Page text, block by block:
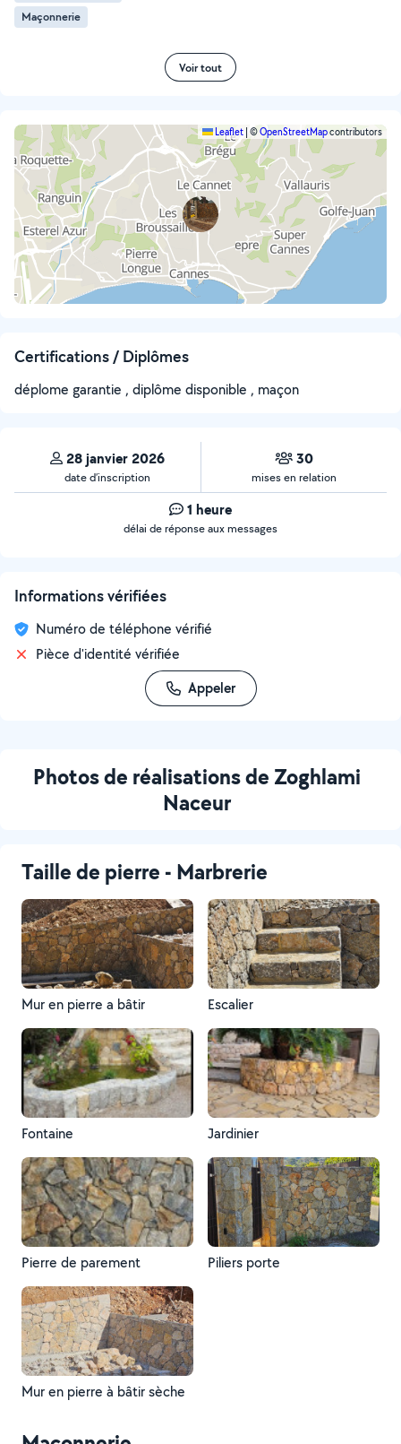
Maçonnerie
Voir tout
Leaflet ©OpenStreetMapcontributors
Certifications / Diplômes
déplome garantie , diplôme disponible , maçon
28 janvier 2026
date d’inscription
30
mises en relation
1 heure
délai de réponse aux messages
Informations vérifiées
Numéro de téléphone vérifié
Pièce d'identité vérifiée
Appeler
Photos de réalisations de Zoghlami
Naceur
Taille de pierre - Marbrerie
Mur en pierre a bâtir Escalier
Fontaine Jardinier
Pierre de parement Piliers porte
Mur en pierre à bâtir sèche